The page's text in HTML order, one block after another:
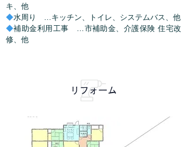
キ、他
◆水周り …キッチン、トイレ、システムバス、他
◆補助金利用工事 …市補助金、介護保険 住宅改
修、他
リフォーム